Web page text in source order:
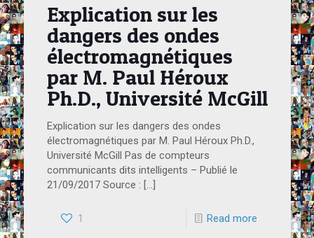
Explication sur les
dangers des ondes
électromagnétiques
par M. Paul Héroux
Ph.D., Université McGill
Explication sur les dangers des ondes
électromagnétiques par M. Paul Héroux Ph.D.,
Université McGill Pas de compteurs
communicants dits intelligents – Publié le
21/09/2017 Source : […]
1 Read more